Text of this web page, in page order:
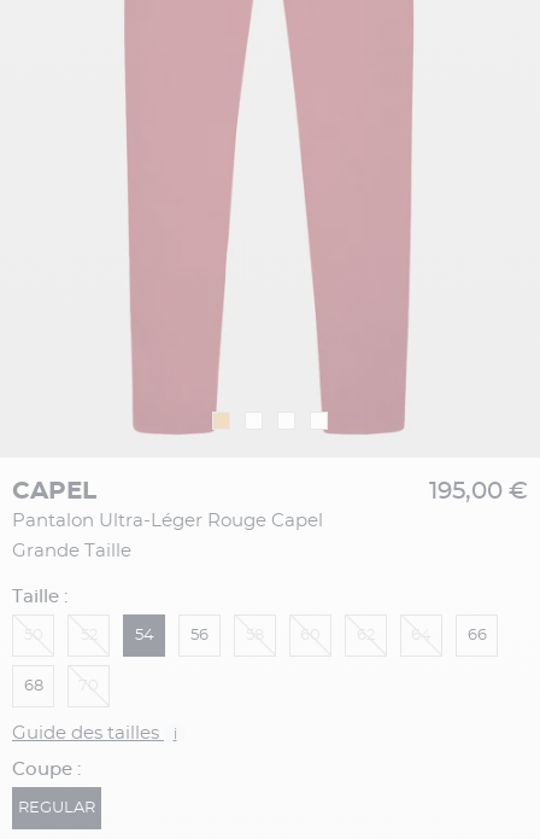
CAPEL
Pantalon Ultra-Léger Rouge Capel
Grande Taille
195,00 €
Taille :
54 56 66
68
Guide des tailles i
Coupe :
REGULAR